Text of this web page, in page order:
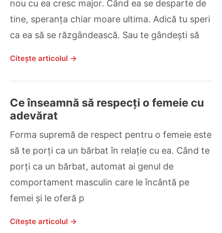
nou cu ea cresc major. Când ea se desparte de
tine, speranța chiar moare ultima. Adică tu speri
ca ea să se răzgândească. Sau te gândești să
Citește articolul →
Ce înseamnă să respecți o femeie cu
adevărat
Forma supremă de respect pentru o femeie este
să te porți ca un bărbat în relație cu ea. Când te
porți ca un bărbat, automat ai genul de
comportament masculin care le încântă pe
femei și le oferă p
Citește articolul →